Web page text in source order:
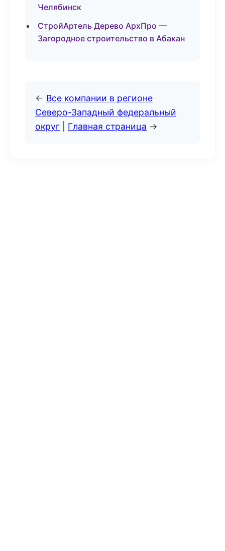
Челябинск
СтройАртель Дерево АрхПро —
Загородное строительство в Абакан
← Все компании в регионе
Северо-Западный федеральный
округ
Главная страница →